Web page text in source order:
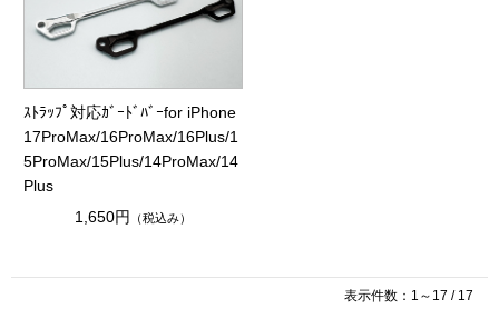
ｽﾄﾗｯﾌﾟ対応ｶﾞｰﾄﾞﾊﾞｰfor iPhone
17ProMax/16ProMax/16Plus/1
5ProMax/15Plus/14ProMax/14
Plus
1,650円
（税込み）
表示件数：1～17 / 17